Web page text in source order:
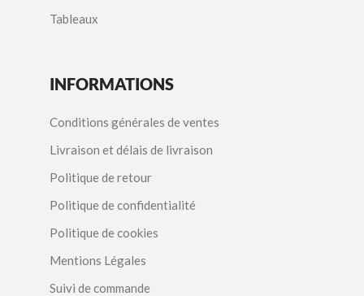
Tableaux
INFORMATIONS
Conditions générales de ventes
Livraison et délais de livraison
Politique de retour
Politique de confidentialité
Politique de cookies
Mentions Légales
Suivi de commande